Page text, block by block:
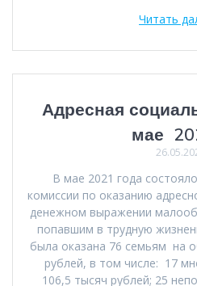
Читать
Адресная
мае
В мае 2021 года
комиссии по оказанию
денежном выражении
попавшим в трудную
была оказана 76 семьям на
рублей, в том числе: 17
106,5 тысяч рублей; 25